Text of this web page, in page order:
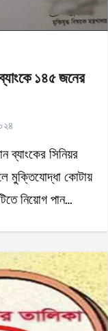
১৪৫ জনের
মুক্তিযোদ্ধা কোটায়
নিয়োগ পান…